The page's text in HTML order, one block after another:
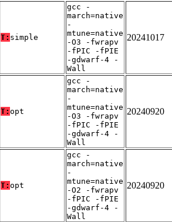
T: simple
gcc -
march=native
-
mtune=native
-O3 -fwrapv
-fPIC -fPIE
-gdwarf-4 -
Wall
20241017
T: opt
gcc -
march=native
-
mtune=native
-O3 -fwrapv
-fPIC -fPIE
-gdwarf-4 -
Wall
20240920
T: opt
gcc -
march=native
-
mtune=native
-O2 -fwrapv
-fPIC -fPIE
-gdwarf-4 -
Wall
20240920